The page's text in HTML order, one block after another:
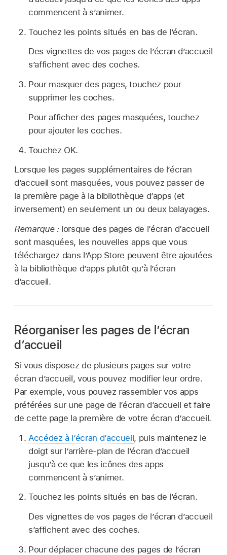
commencent à s’animer.
Touchez les points situés en bas de l’écran.
Des vignettes de vos pages de l’écran d’accueil
s’affichent avec des coches.
Pour masquer des pages, touchez pour
supprimer les coches.
Pour afficher des pages masquées, touchez
pour ajouter les coches.
Touchez OK.
Lorsque les pages supplémentaires de l’écran
d’accueil sont masquées, vous pouvez passer de
la première page à la bibliothèque d’apps (et
inversement) en seulement un ou deux balayages.
Remarque : lorsque des pages de l’écran d’accueil
sont masquées, les nouvelles apps que vous
téléchargez dans l’App Store peuvent être ajoutées
à la bibliothèque d’apps plutôt qu’à l’écran
d’accueil.
Réorganiser les pages de l’écran
d’accueil
Si vous disposez de plusieurs pages sur votre
écran d’accueil, vous pouvez modifier leur ordre.
Par exemple, vous pouvez rassembler vos apps
préférées sur une page de l’écran d’accueil et faire
de cette page la première de votre écran d’accueil.
Accédez à l’écran d’accueil, puis maintenez le
doigt sur l’arrière-plan de l’écran d’accueil
jusqu’à ce que les icônes des apps
commencent à s’animer.
Touchez les points situés en bas de l’écran.
Des vignettes de vos pages de l’écran d’accueil
s’affichent avec des coches.
Pour déplacer chacune des pages de l’écran